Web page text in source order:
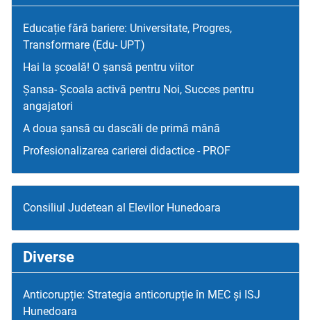
Educație fără bariere: Universitate, Progres,
Transformare (Edu- UPT)
Hai la școală! O șansă pentru viitor
Șansa- Școala activă pentru Noi, Succes pentru
angajatori
A doua șansă cu dascăli de primă mână
Profesionalizarea carierei didactice - PROF
Consiliul Judetean al Elevilor Hunedoara
Diverse
Anticorupție: Strategia anticorupție în MEC și ISJ
Hunedoara